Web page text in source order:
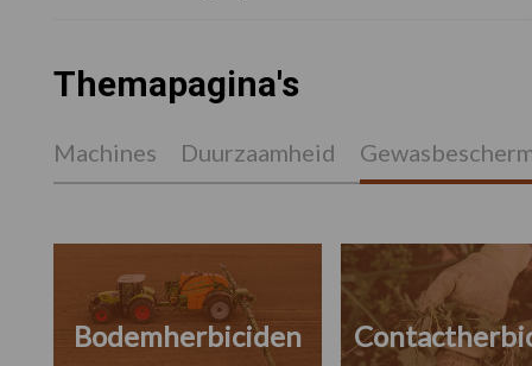
Themapagina's
Machines Duurzaamheid
Bodemherbiciden